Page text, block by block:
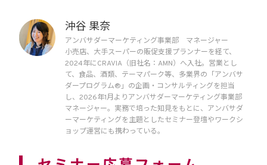
沖谷 果奈
アンバサダーマーケティング事業部 マネージャー
小売店、大手スーパーの販促支援プランナーを経て、
2024年にCRAVIA（旧社名：AMN）へ入社。営業とし
て、食品、酒類、テーマパーク等、多業界の「アンバサ
ダープログラム®」の企画・コンサルティングを担当
し、2026年1月よりアンバサダーマーケティング事業部
マネージャー。実務で培った知見をもとに、アンバサダ
ーマーケティングを主題としたセミナー登壇やワークシ
ョップ運営にも携わっている。